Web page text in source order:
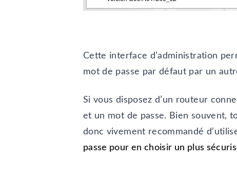
Cette interface d’administration
mot de passe par défaut par un
Si vous disposez d’un routeur
et un mot de passe. Bien souvent,
donc vivement recommandé
passe pour en choisir un plus